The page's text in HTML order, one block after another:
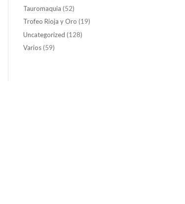
Tauromaquia (52)
Trofeo Rioja y Oro (19)
Uncategorized (128)
Varios (59)